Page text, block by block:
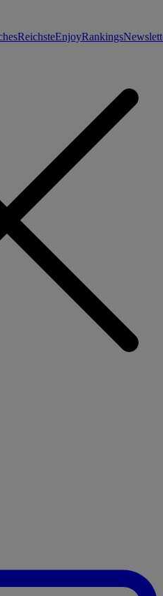
ReichsteEnjoyRankings